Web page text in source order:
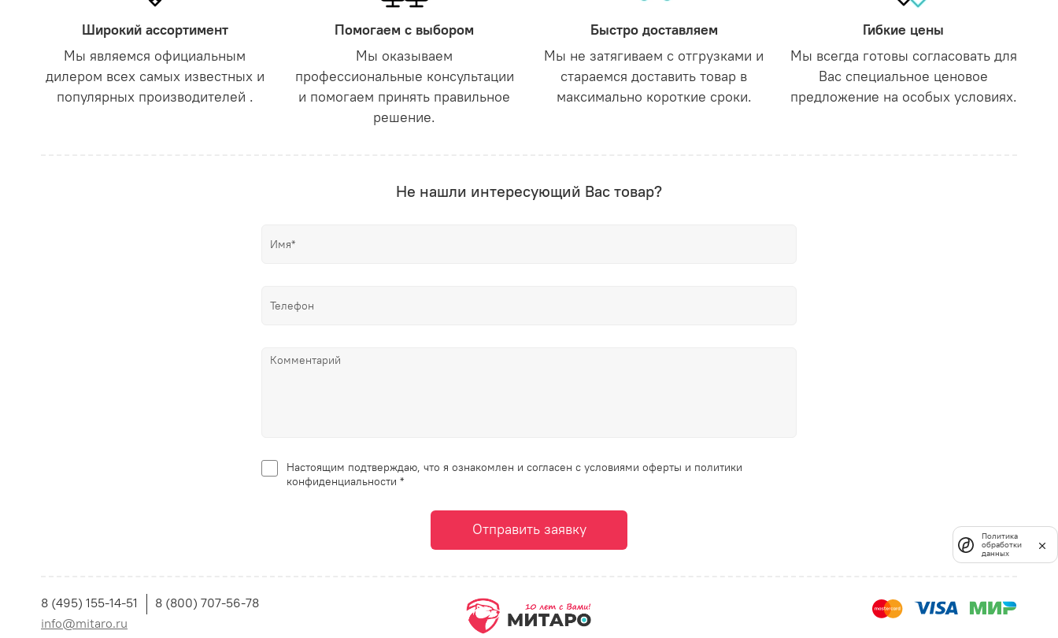
Широкий ассортимент
Мы являемся официальным
дилером всех самых известных и
популярных производителей .
Помогаем с выбором
Мы оказываем
профессиональные консультации
и помогаем принять правильное
решение.
Быстро доставляем
Мы не затягиваем с отгрузками и
стараемся доставить товар в
максимально короткие сроки.
Гибкие цены
Мы всегда готовы согласовать для
Вас специальное ценовое
предложение на особых условиях.
Не нашли интересующий Вас товар?
Настоящим подтверждаю, что я ознакомлен и согласен с условиями оферты и политики
конфиденциальности *
Отправить заявку
8 (495) 155-14-51
8 (800) 707-56-78
info@mitaro.ru
Политика
обработки
данных